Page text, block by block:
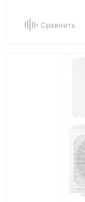
Сравнить